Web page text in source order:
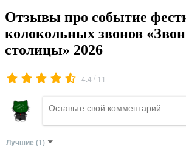
Отзывы про событие
колокольных звонов
столицы» 2026
4.4 / 11
Лучшие (1)